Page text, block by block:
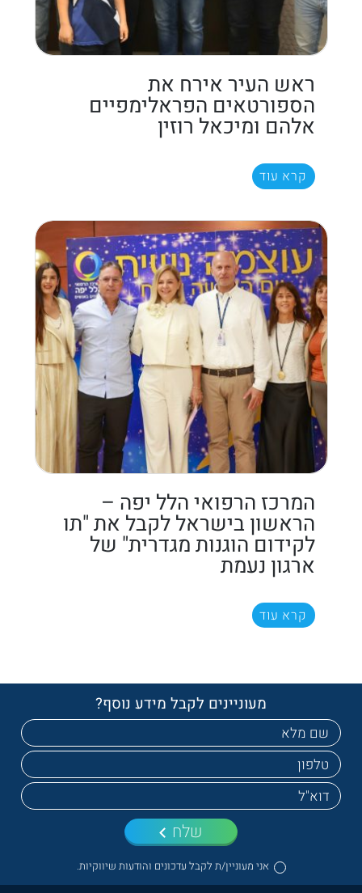
ראש העיר אירח את
הספורטאים הפראלימפיים
אלהם ומיכאל רוזין
קרא עוד
המרכז הרפואי הלל יפה –
הראשון בישראל לקבל את "תו
לקידום הוגנות מגדרית" של
ארגון נעמת
קרא עוד
מעוניינים לקבל מידע נוסף?
אני מעוניין/ת לקבל עדכונים והודעות שיווקיות.
שלח